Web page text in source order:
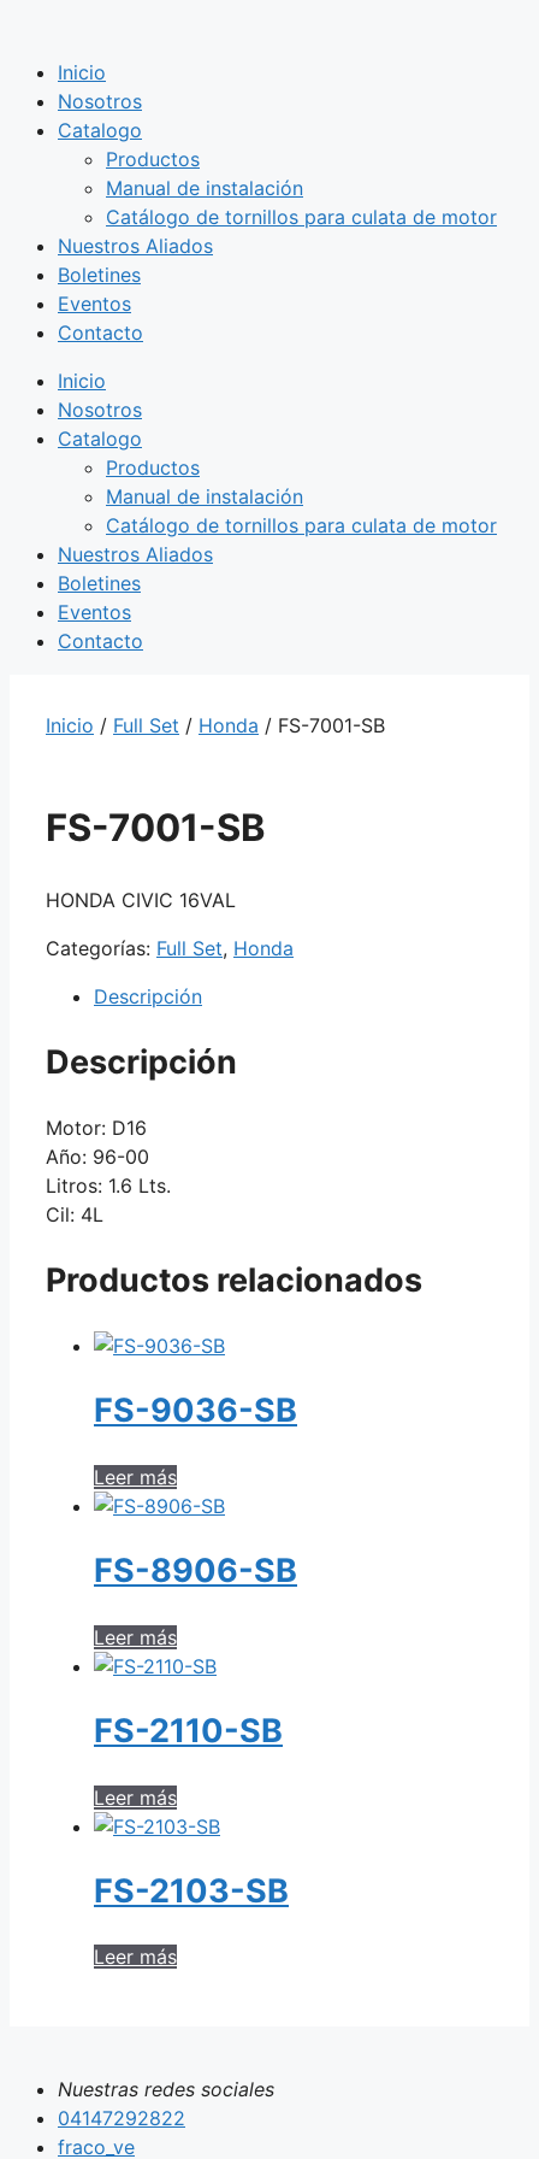
contenido
Inicio
Nosotros
Catalogo
Productos
Manual de instalación
Catálogo de tornillos para culata de motor
Nuestros Aliados
Boletines
Eventos
Contacto
Inicio
Nosotros
Catalogo
Productos
Manual de instalación
Catálogo de tornillos para culata de motor
Nuestros Aliados
Boletines
Eventos
Contacto
Inicio / Full Set / Honda / FS-7001-SB
FS-7001-SB
HONDA CIVIC 16VAL
Categorías: Full Set, Honda
Descripción
Descripción
Motor: D16
Año: 96-00
Litros: 1.6 Lts.
Cil: 4L
Productos relacionados
FS-9036-SB
Leer más
FS-8906-SB
Leer más
FS-2110-SB
Leer más
FS-2103-SB
Leer más
Nuestras redes sociales
04147292822
fraco_ve